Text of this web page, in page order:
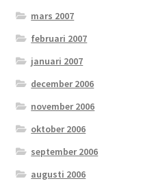
mars 2007
februari 2007
januari 2007
december 2006
november 2006
oktober 2006
september 2006
augusti 2006